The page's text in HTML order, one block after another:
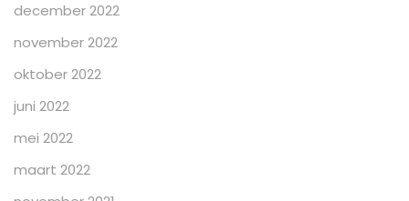
december 2022
november 2022
oktober 2022
juni 2022
mei 2022
maart 2022